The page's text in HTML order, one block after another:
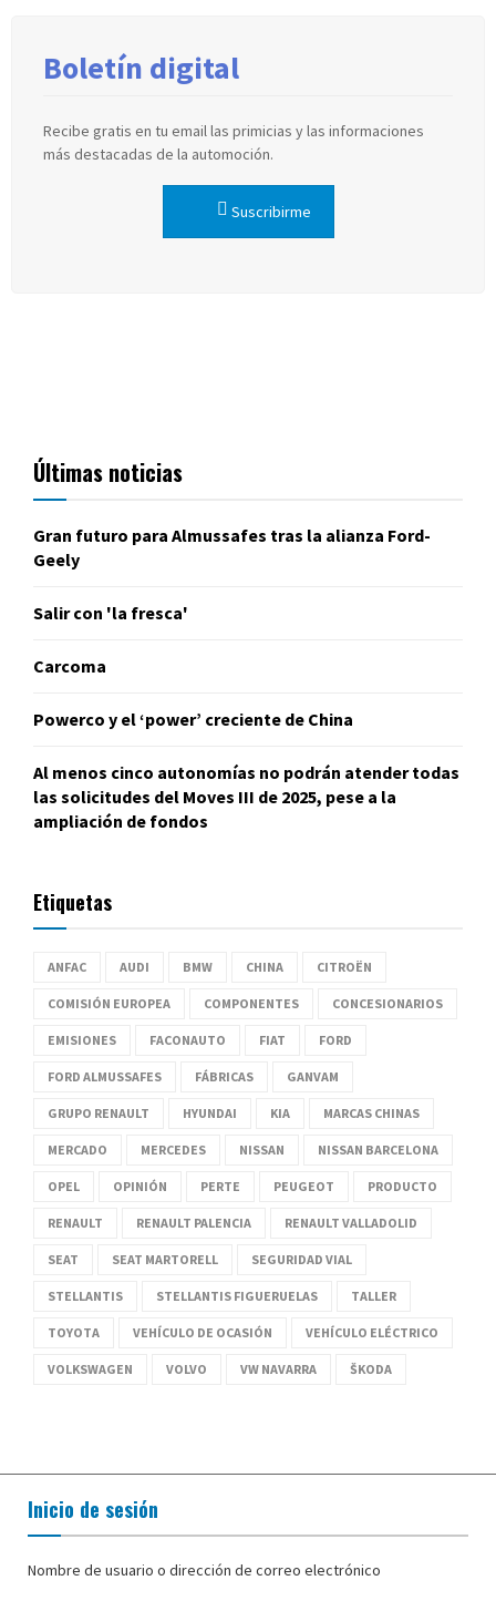
Boletín digital
Recibe gratis en tu email las primicias y las informaciones
más destacadas de la automoción.
Suscribirme
Últimas noticias
Gran futuro para Almussafes tras la alianza Ford-
Geely
Salir con 'la fresca'
Carcoma
Powerco y el ‘power’ creciente de China
Al menos cinco autonomías no podrán atender todas
las solicitudes del Moves III de 2025, pese a la
ampliación de fondos
Etiquetas
ANFAC AUDI BMW CHINA CITROËN
COMISIÓN EUROPEA COMPONENTES CONCESIONARIOS
EMISIONES FACONAUTO FIAT FORD
FORD ALMUSSAFES FÁBRICAS GANVAM
GRUPO RENAULT HYUNDAI KIA MARCAS CHINAS
MERCADO MERCEDES NISSAN NISSAN BARCELONA
OPEL OPINIÓN PERTE PEUGEOT PRODUCTO
RENAULT RENAULT PALENCIA RENAULT VALLADOLID
SEAT SEAT MARTORELL SEGURIDAD VIAL
STELLANTIS STELLANTIS FIGUERUELAS TALLER
TOYOTA VEHÍCULO DE OCASIÓN VEHÍCULO ELÉCTRICO
VOLKSWAGEN VOLVO VW NAVARRA ŠKODA
Inicio de sesión
Nombre de usuario o dirección de correo electrónico